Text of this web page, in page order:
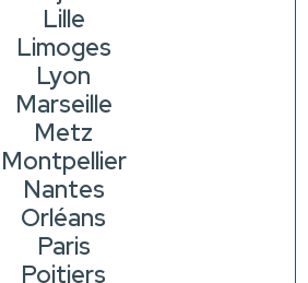
Lille
Limoges
Lyon
Marseille
Metz
Montpellier
Nantes
Orléans
Paris
Poitiers